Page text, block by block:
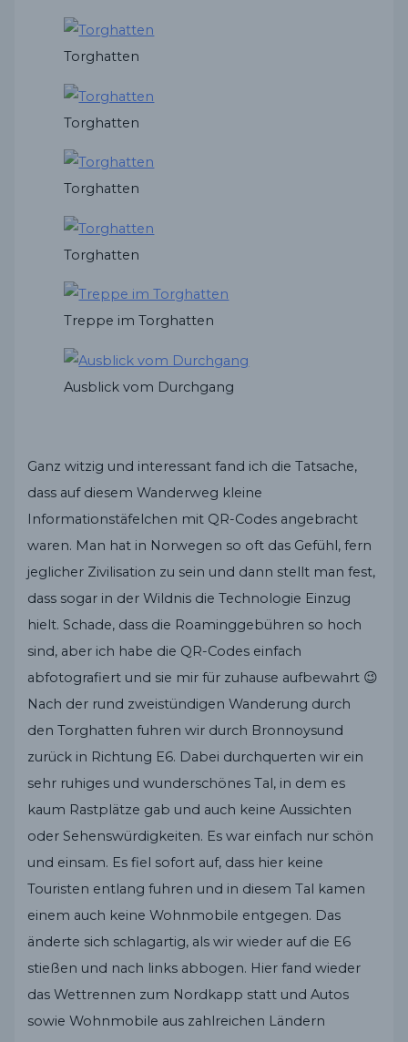
Torghatten
Torghatten
Torghatten
Torghatten
Treppe im Torghatten
Ausblick vom Durchgang
Ganz witzig und interessant fand ich die Tatsache,
dass auf diesem Wanderweg kleine
Informationstäfelchen mit QR-Codes angebracht
waren. Man hat in Norwegen so oft das Gefühl, fern
jeglicher Zivilisation zu sein und dann stellt man fest,
dass sogar in der Wildnis die Technologie Einzug
hielt. Schade, dass die Roaminggebühren so hoch
sind, aber ich habe die QR-Codes einfach
abfotografiert und sie mir für zuhause aufbewahrt 😉
Nach der rund zweistündigen Wanderung durch
den Torghatten fuhren wir durch Bronnoysund
zurück in Richtung E6. Dabei durchquerten wir ein
sehr ruhiges und wunderschönes Tal, in dem es
kaum Rastplätze gab und auch keine Aussichten
oder Sehenswürdigkeiten. Es war einfach nur schön
und einsam. Es fiel sofort auf, dass hier keine
Touristen entlang fuhren und in diesem Tal kamen
einem auch keine Wohnmobile entgegen. Das
änderte sich schlagartig, als wir wieder auf die E6
stießen und nach links abbogen. Hier fand wieder
das Wettrennen zum Nordkapp statt und Autos
sowie Wohnmobile aus zahlreichen Ländern